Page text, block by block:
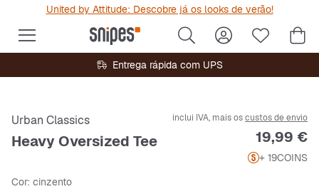
United by Attitude: Descobre já os looks de verão!
Entrega rápida com UPS
Urban Classics
Heavy Oversized Tee
inclui IVA, mais oscustos de envio
Preço
19,99 €
+ 19COINS
Cor: cinzento